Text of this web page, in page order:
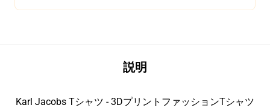
説明
Karl Jacobs Tシャツ - 3DプリントファッションTシャツ